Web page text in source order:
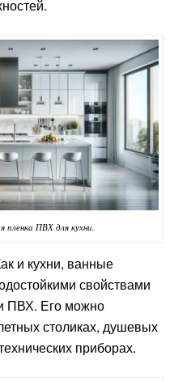
пленка ПВХ для кухни.
и кухни, ванные
свойствами
ПВХ. Его можно
столиках, душевых
приборах.